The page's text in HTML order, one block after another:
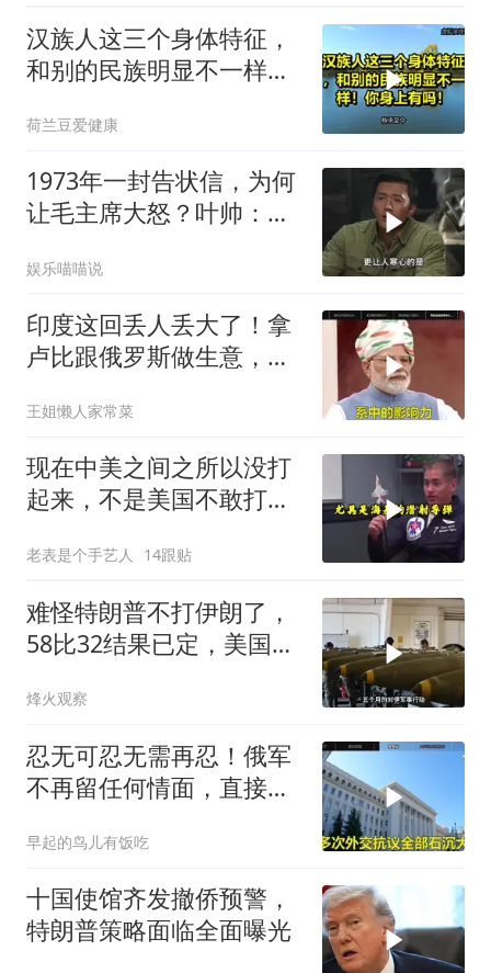
汉族人这三个身体特征，
和别的民族明显不一样！
荷兰豆爱健康
1973年一封告状信，为何
让毛主席大怒？叶帅：杀
娱乐喵喵说
印度这回丢人丢大了！拿
卢比跟俄罗斯做生意，结
王姐懒人家常菜
现在中美之间之所以没打
起来，不是美国不敢打或
老表是个手艺人 14跟贴
难怪特朗普不打伊朗了，
58比32结果已定，美国专
烽火观察
忍无可忍无需再忍！俄军
不再留任何情面，直接炸
早起的鸟儿有饭吃
十国使馆齐发撤侨预警，
特朗普策略面临全面曝光